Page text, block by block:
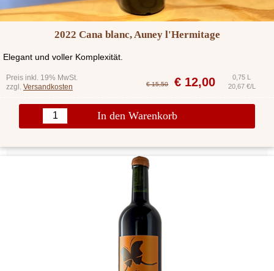
2022 Cana blanc, Auney l'Hermitage
Elegant und voller Komplexität.
Preis inkl. 19% MwSt.
zzgl. Versandkosten € 15,50 € 12,00
0,75 L
20,67 €/L
In den Warenkorb